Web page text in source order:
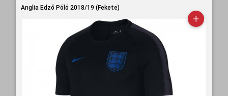
Anglia Edző Póló 2018/19 (Fekete)